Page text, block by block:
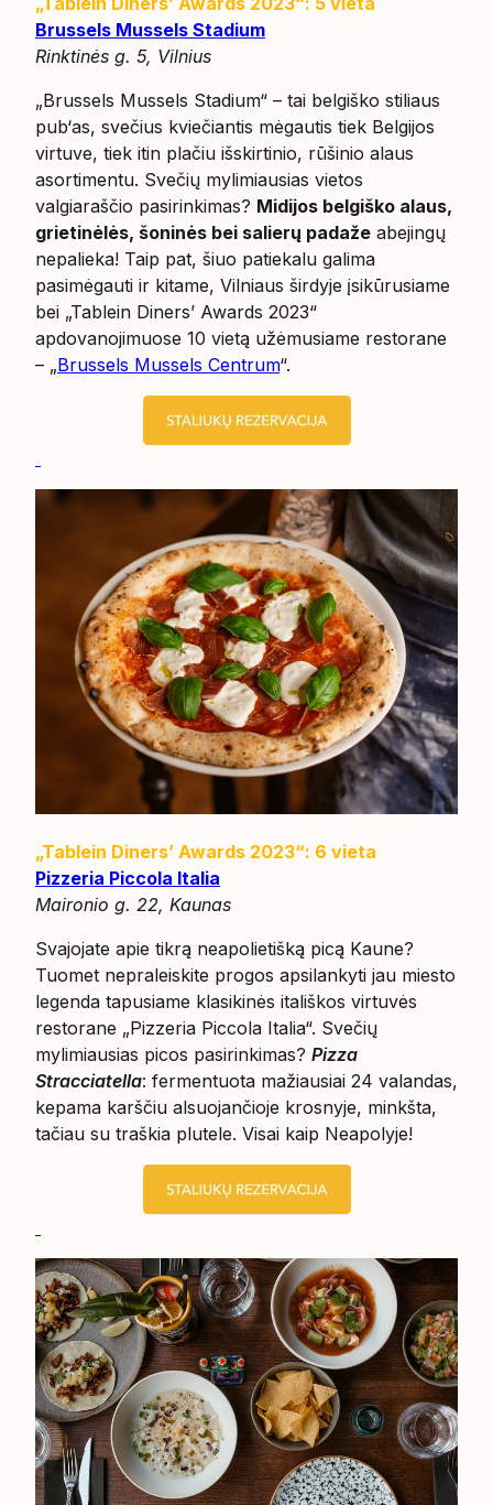
Brussels Mussels Stadium
Rinktinės g. 5, Vilnius
„Brussels Mussels Stadium“ – tai belgiško stiliaus
pub‘as, svečius kviečiantis mėgautis tiek Belgijos
virtuve, tiek itin plačiu išskirtinio, rūšinio alaus
asortimentu. Svečių mylimiausias vietos
valgiaraščio pasirinkimas? Midijos belgiško alaus,
grietinėlės, šoninės bei salierų padaže abejingų
nepalieka! Taip pat, šiuo patiekalu galima
pasimėgauti ir kitame, Vilniaus širdyje įsikūrusiame
bei „Tablein Diners’ Awards 2023“
apdovanojimuose 10 vietą užėmusiame restorane
– „Brussels Mussels Centrum“.
„Tablein Diners’ Awards 2023“: 6 vieta
Pizzeria Piccola Italia
Maironio g. 22, Kaunas
Svajojate apie tikrą neapolietišką picą Kaune?
Tuomet nepraleiskite progos apsilankyti jau miesto
legenda tapusiame klasikinės itališkos virtuvės
restorane „Pizzeria Piccola Italia“. Svečių
mylimiausias picos pasirinkimas? Pizza
Stracciatella: fermentuota mažiausiai 24 valandas,
kepama karščiu alsuojančioje krosnyje, minkšta,
tačiau su traškia plutele. Visai kaip Neapolyje!